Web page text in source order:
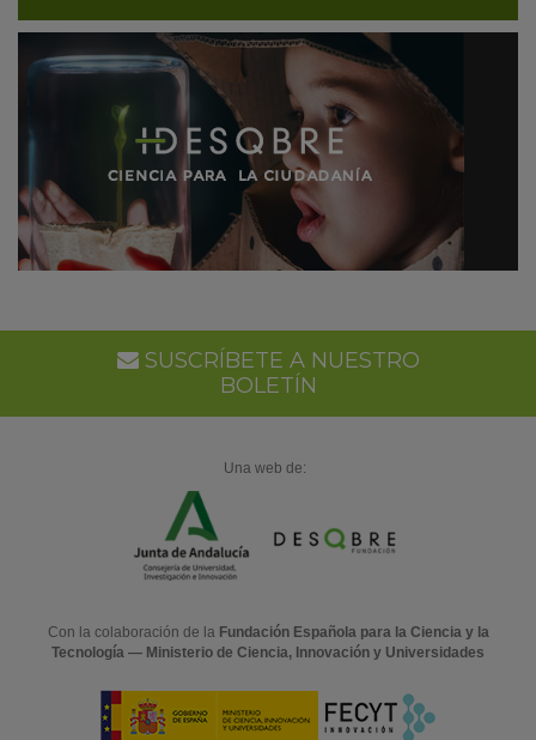
SUSCRÍBETE A NUESTRO
BOLETÍN
Una web de:
Con la colaboración de la Fundación Española para la Ciencia y la
Tecnología — Ministerio de Ciencia, Innovación y Universidades